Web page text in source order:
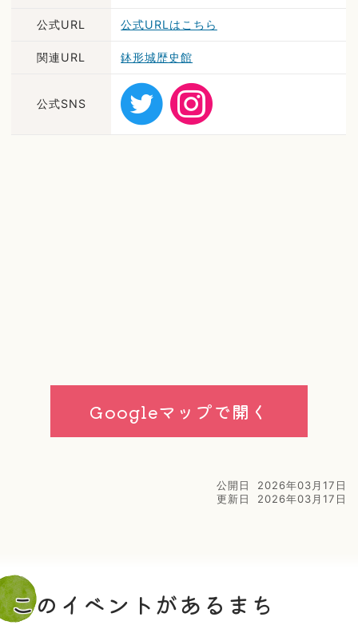
公式URL 公式URLはこちら
関連URL 鉢形城歴史館
公式SNS
Googleマップで開く
公開日
2026年03月17日
更新日
2026年03月17日
このイベントがあるまち